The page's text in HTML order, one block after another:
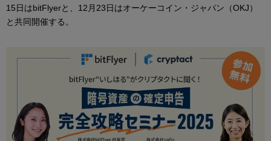
15日はbitFlyerと、12月23日はオーケーコイン・ジャパン（OKJ）
と共同開催する。